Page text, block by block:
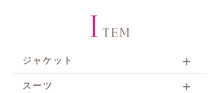
I TEM
ジャケット
スーツ